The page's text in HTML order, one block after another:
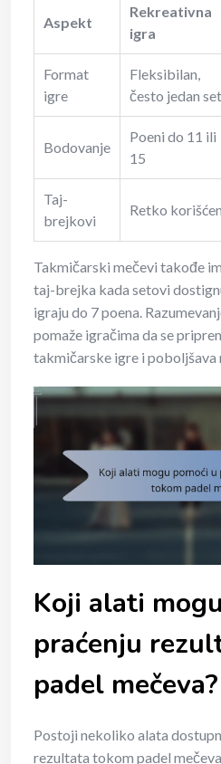
Aspekt
Rekreativna
igra
Format
igre
Fleksibilan,
često jedan set
Bodovanje
Poeni do 11 ili
15
Taj-
brejkovi
Retko
Takmičarski mečevi takođe
taj-brejka kada setovi
igraju do 7 poena.
pomaže igračima da se
takmičarske igre i poboljšava
Koji alati
praćenju
padel mečeva?
Postoji nekoliko alata
rezultata tokom padel